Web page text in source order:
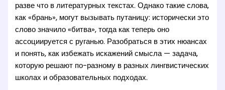
разве что в литературных текстах. Однако такие слова,
как «брань», могут вызывать путаницу: исторически это
слово значило «битва», тогда как теперь оно
ассоциируется с руганью. Разобраться в этих нюансах
и понять, как избежать искажений смысла — задача,
которую решают по-разному в разных лингвистических
школах и образовательных подходах.